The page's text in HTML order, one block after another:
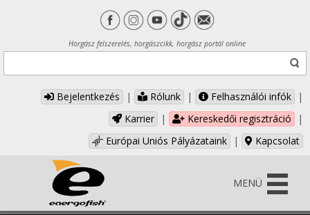
Horgász felszerelés, horgászcikk, horgász portál online
Bejelentkezés | Rólunk | Felhasználói infók
|
Karrier
| Kereskedői regisztráció
|
Európai Uniós Pályázataink
| Kapcsolat
MENÜ